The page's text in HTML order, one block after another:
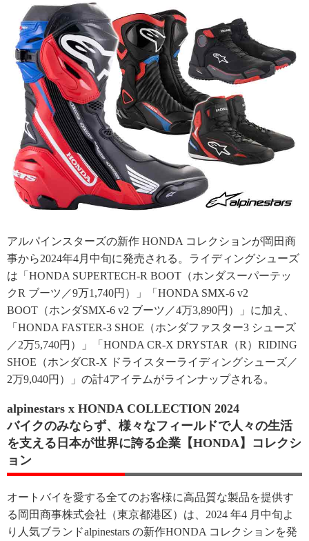
アルパインスターズの新作 HONDA コレクションが岡田商
事から2024年4月中旬に発売される。ライディングシューズ
は「HONDA SUPERTECH-R BOOT（ホンダスーパーテッ
クR ブーツ／9万1,740円）」「HONDA SMX-6 v2
BOOT（ホンダSMX-6 v2 ブーツ／4万3,890円）」に加え、
「HONDA FASTER-3 SHOE（ホンダファスター3 シューズ
／2万5,740円）」「HONDA CR-X DRYSTAR（R）RIDING
SHOE（ホンダCR-X ドライスターライディングシューズ／
2万9,040円）」の計4アイテムがラインナップされる。
alpinestars x HONDA COLLECTION 2024
バイクのみならず、様々なフィールドで人々の生活
を支える日本が世界に誇る企業【HONDA】コレクシ
ョン
オートバイを愛する全てのお客様に高品質な製品を提供す
る岡田商事株式会社（東京都港区）は、2024 年4 月中旬よ
り人気ブランドalpinestars の新作HONDA コレクションを発